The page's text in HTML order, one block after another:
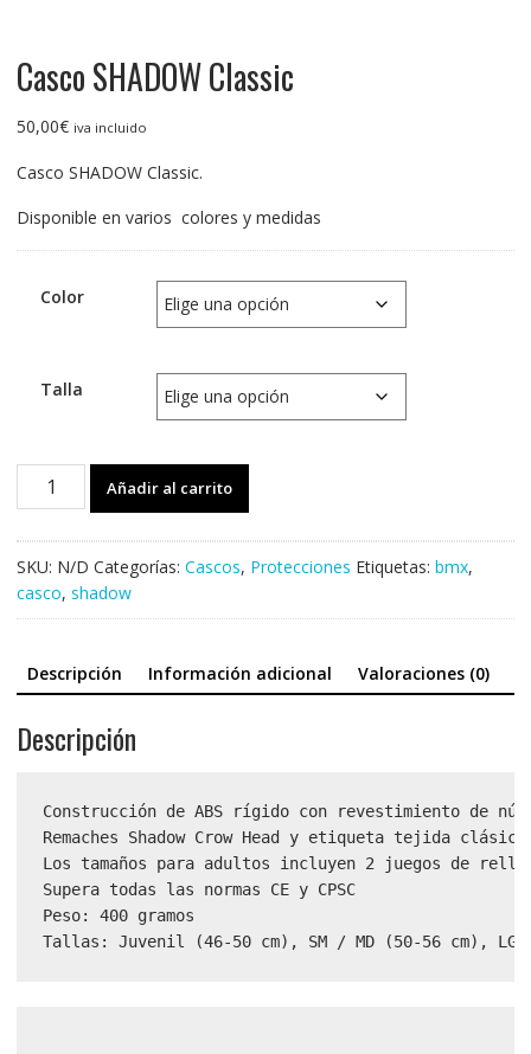
Casco SHADOW Classic
50,00€ iva incluido
Casco SHADOW Classic.
Disponible en varios colores y medidas
Color
Talla
Casco
Añadir al carrito
SKU: N/D Categorías: Cascos, Protecciones Etiquetas: bmx,
casco, shadow
Descripción Información adicional Valoraciones (0)
Descripción
Construcción de ABS rígido con revestimiento de
Remaches Shadow Crow Head y etiqueta tejida
Los tamaños para adultos incluyen 2 juegos de
Supera todas las normas CE y CPSC
Peso: 400 gramos
Tallas: Juvenil (46-50 cm), SM / MD (50-56 cm), LG